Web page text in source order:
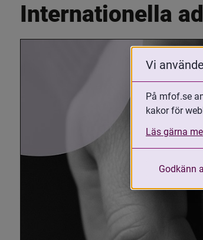
Internationella
Vi
På mfof.se
kakor för
Läs gärna
Godkänn